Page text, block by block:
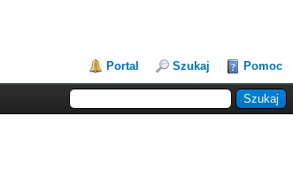
Portal Szukaj Pomoc